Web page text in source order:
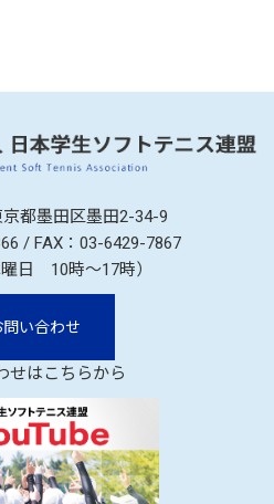
都墨田区墨田2-34-9
/ FAX：03-6429-7867
曜日 10時～17時）
問い合わせ
せはこちらから